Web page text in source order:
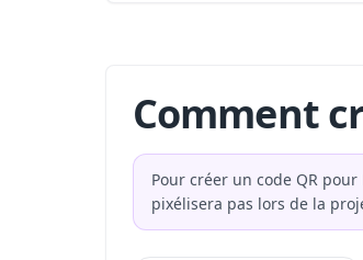
Comment
Pour créer un code QR
pixélisera pas lors de la